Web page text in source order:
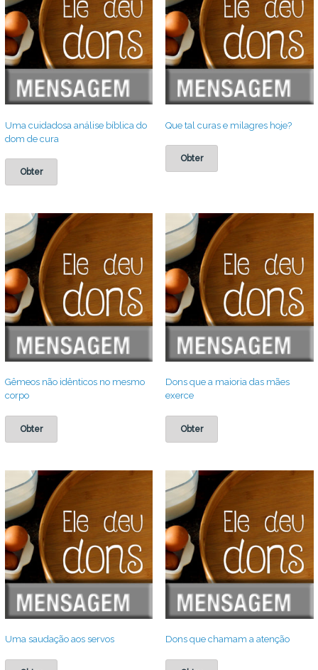
Uma cuidadosa análise bíblica do
dom de cura
Obter
Que tal curas e milagres hoje?
Obter
Gêmeos não idênticos no mesmo
corpo
Obter
Dons que a maioria das mães
exerce
Obter
Uma saudação aos servos Dons que chamam a atenção